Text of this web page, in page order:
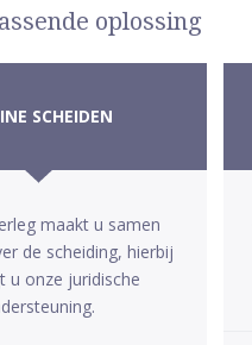
oplossing
SCHEIDEN
maakt u samen
de scheiding, hierbij
u onze juridische